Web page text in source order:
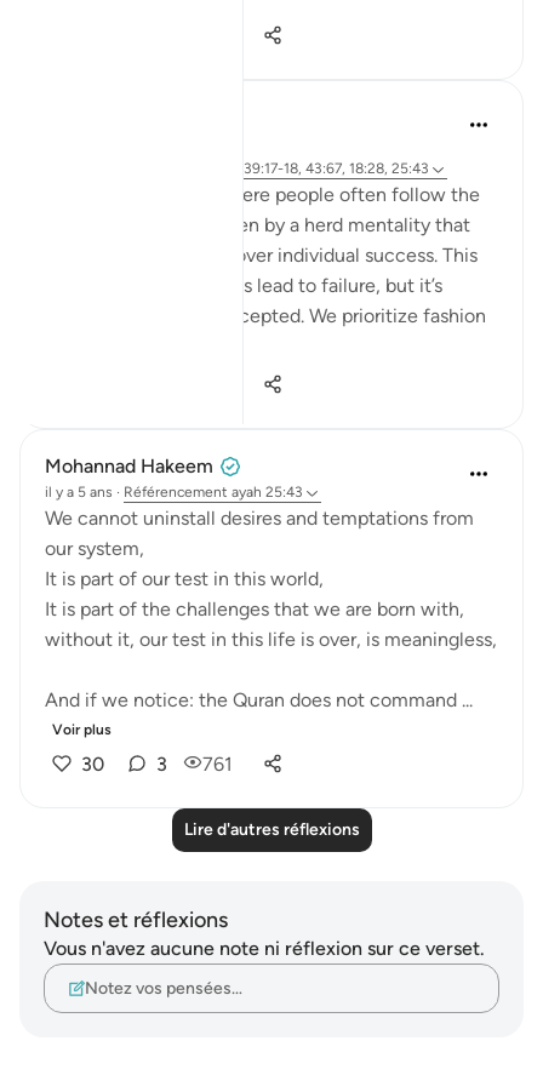
ayah 6:76-79, 39:17-18, 43:67, 18:28, 25:43
We live in a society where people often follow the
majority's opinion, driven by a herd mentality that
prioritizes conformity over individual success. This
mindset can sometimes lead to failure, but it’s
failure that's widely accepted. We prioritize fashion
Mohannad Hakeem
il y a 5 ans · Référencement ayah 25:43
We cannot uninstall desires and temptations from
our system,
It is part of our test in this world,
It is part of the challenges that we are born with,
without it, our test in this life is over, is meaningless,
And if we notice: the Quran does not command ...
Voir plus
30 3 761
Lire d'autres réflexions
Notes et réflexions
Vous n'avez aucune note ni réflexion sur ce verset.
Notez vos pensées…